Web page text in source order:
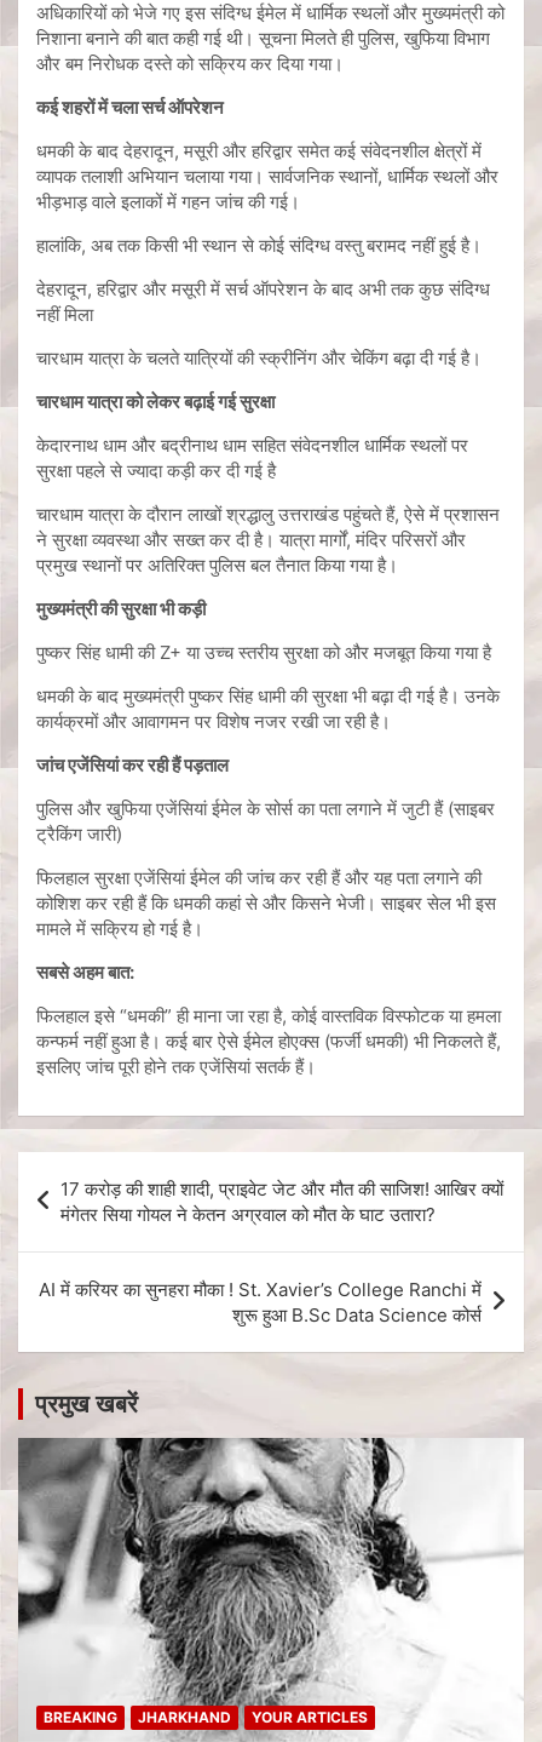
अधिकारियों को भेजे गए इस संदिग्ध ईमेल में धार्मिक स्थलों और मुख्यमंत्री को
निशाना बनाने की बात कही गई थी। सूचना मिलते ही पुलिस, खुफिया विभाग
और बम निरोधक दस्ते को सक्रिय कर दिया गया।
कई शहरों में चला सर्च ऑपरेशन
धमकी के बाद देहरादून, मसूरी और हरिद्वार समेत कई संवेदनशील क्षेत्रों में
व्यापक तलाशी अभियान चलाया गया। सार्वजनिक स्थानों, धार्मिक स्थलों और
भीड़भाड़ वाले इलाकों में गहन जांच की गई।
हालांकि, अब तक किसी भी स्थान से कोई संदिग्ध वस्तु बरामद नहीं हुई है।
देहरादून, हरिद्वार और मसूरी में सर्च ऑपरेशन के बाद अभी तक कुछ संदिग्ध
नहीं मिला
चारधाम यात्रा के चलते यात्रियों की स्क्रीनिंग और चेकिंग बढ़ा दी गई है।
चारधाम यात्रा को लेकर बढ़ाई गई सुरक्षा
केदारनाथ धाम और बद्रीनाथ धाम सहित संवेदनशील धार्मिक स्थलों पर
सुरक्षा पहले से ज्यादा कड़ी कर दी गई है
चारधाम यात्रा के दौरान लाखों श्रद्धालु उत्तराखंड पहुंचते हैं, ऐसे में प्रशासन
ने सुरक्षा व्यवस्था और सख्त कर दी है। यात्रा मार्गों, मंदिर परिसरों और
प्रमुख स्थानों पर अतिरिक्त पुलिस बल तैनात किया गया है।
मुख्यमंत्री की सुरक्षा भी कड़ी
पुष्कर सिंह धामी की Z+ या उच्च स्तरीय सुरक्षा को और मजबूत किया गया है
धमकी के बाद मुख्यमंत्री पुष्कर सिंह धामी की सुरक्षा भी बढ़ा दी गई है। उनके
कार्यक्रमों और आवागमन पर विशेष नजर रखी जा रही है।
जांच एजेंसियां कर रही हैं पड़ताल
पुलिस और खुफिया एजेंसियां ईमेल के सोर्स का पता लगाने में जुटी हैं (साइबर
ट्रैकिंग जारी)
फिलहाल सुरक्षा एजेंसियां ईमेल की जांच कर रही हैं और यह पता लगाने की
कोशिश कर रही हैं कि धमकी कहां से और किसने भेजी। साइबर सेल भी इस
मामले में सक्रिय हो गई है।
सबसे अहम बात:
फिलहाल इसे “धमकी” ही माना जा रहा है, कोई वास्तविक विस्फोटक या हमला
कन्फर्म नहीं हुआ है। कई बार ऐसे ईमेल होएक्स (फर्जी धमकी) भी निकलते हैं,
इसलिए जांच पूरी होने तक एजेंसियां सतर्क हैं।
17 करोड़ की शाही शादी, प्राइवेट जेट और मौत की साजिश! आखिर क्यों
मंगेतर सिया गोयल ने केतन अग्रवाल को मौत के घाट उतारा?
AI में करियर का सुनहरा मौका ! St. Xavier’s College Ranchi में
शुरू हुआ B.Sc Data Science कोर्स
प्रमुख खबरें
BREAKING JHARKHAND YOUR ARTICLES